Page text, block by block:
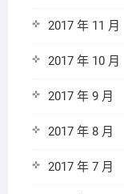
2017 年 11 月
2017 年 10 月
2017 年 9 月
2017 年 8 月
2017 年 7 月